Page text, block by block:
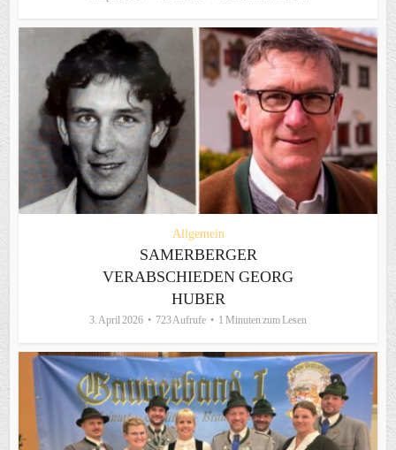
Allgemein
SAMERBERGER
VERABSCHIEDEN GEORG
HUBER
3. April 2026 723 Aufrufe 1 Minuten zum Lesen